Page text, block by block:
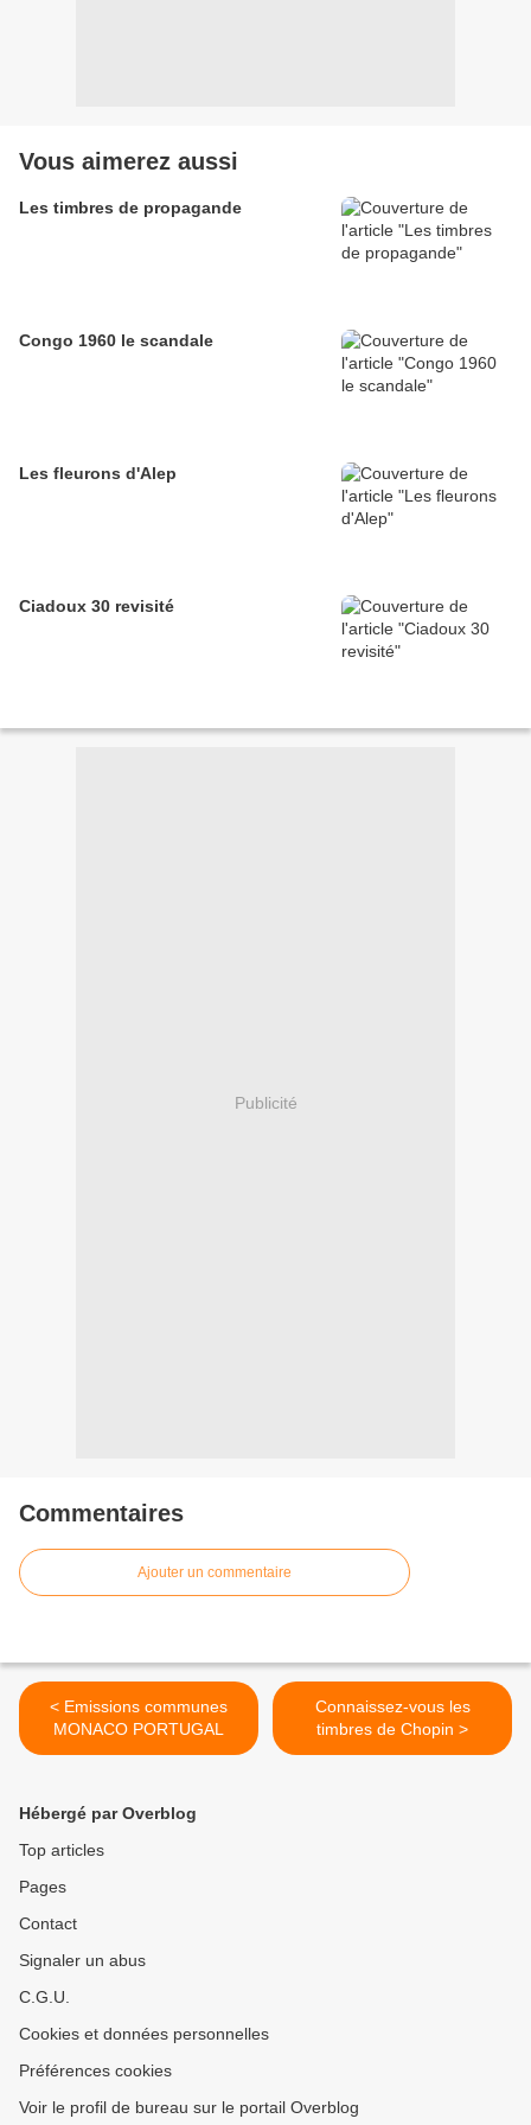
Vous aimerez aussi
Les timbres de propagande
Congo 1960 le scandale
Les fleurons d'Alep
Ciadoux 30 revisité
Publicité
Commentaires
Ajouter un commentaire
< Emissions communes
MONACO PORTUGAL
Connaissez-vous les
timbres de Chopin >
Hébergé par Overblog
Top articles
Pages
Contact
Signaler un abus
C.G.U.
Cookies et données personnelles
Préférences cookies
Voir le profil de bureau sur le portail Overblog